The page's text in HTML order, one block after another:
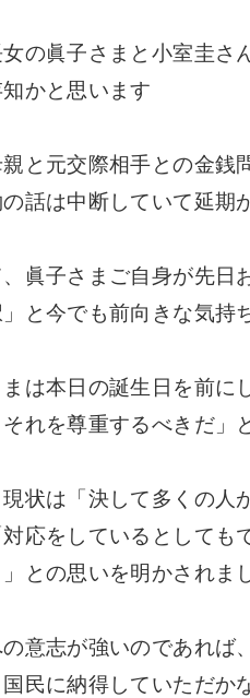
の眞子さまと小室圭さ
かと思います
と元交際相手との金銭
話は中断していて延期
眞子さまご自身が先日
と今でも前向きな気持
は本日の誕生日を前に
れを尊重するべきだ」
状は「決して多くの人
応をしているとしても
との思いを明かされま
意志が強いのであれば
民に納得していただか